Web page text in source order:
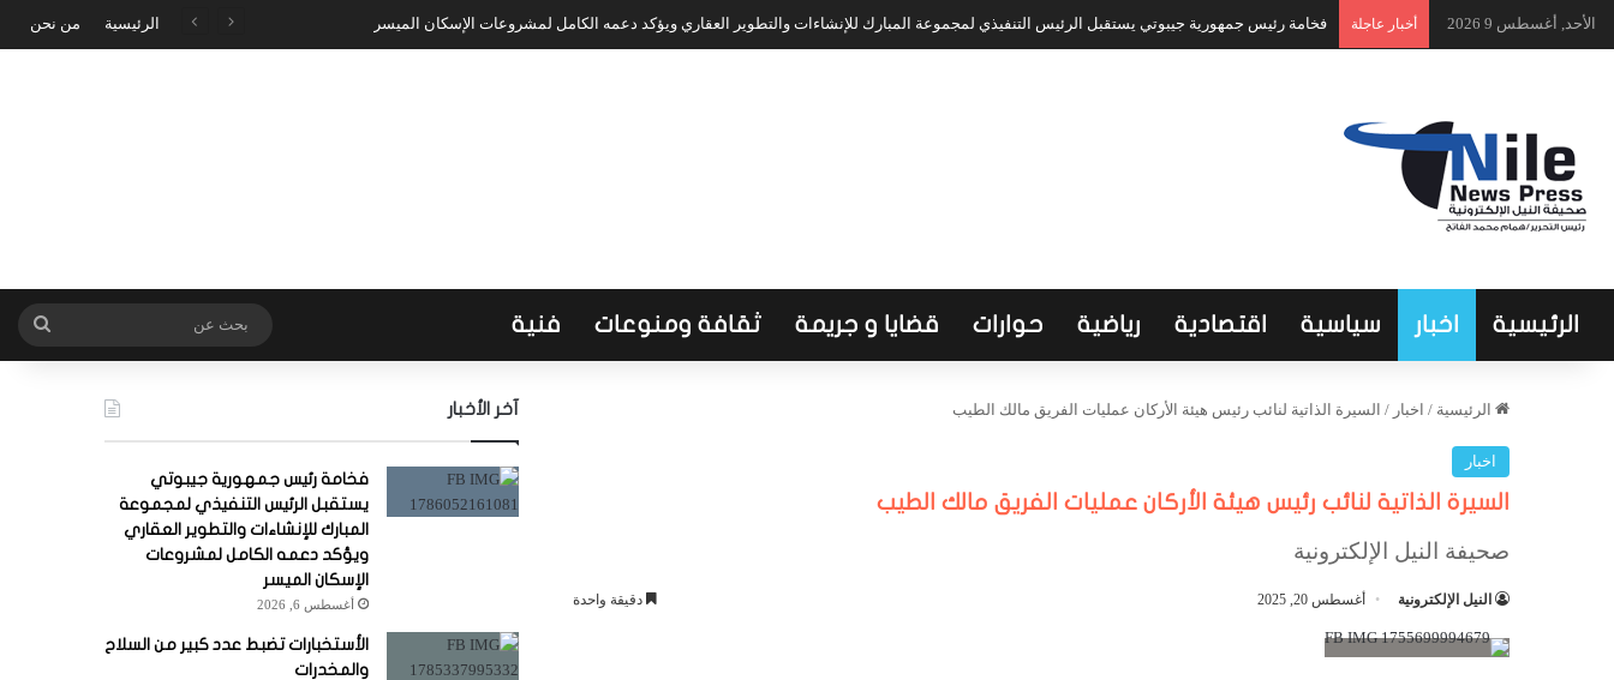
الأحد, أغسطس 9 2026 أخبار عاجلة فخامة رئيس جمهورية جيبوتي يستقبل الرئيس التنفيذي لمجموعة المبارك للإنشاءات والتطوير العقاري ويؤكد دعمه الكامل لمشروعات الإسكان الميسر الرئيسية من نحن
الرئيسية اخبار سياسية اقتصادية رياضية حوارات قضايا و جريمة ثقافة ومنوعات فنية بحث
عن
الرئيسية / اخبار / السيرة الذاتية لنائب رئيس هيئة الأركان عمليات الفريق مالك الطيب
اخبار
السيرة الذاتية لنائب رئيس هيئة الأركان عمليات الفريق مالك الطيب
صحيفة النيل الإلكترونية
النيل الإلكترونية أغسطس 20, 2025 دقيقة واحدة
آخر الأخبار
فخامة رئيس جمهورية جيبوتي
يستقبل الرئيس التنفيذي لمجموعة
المبارك للإنشاءات والتطوير العقاري
ويؤكد دعمه الكامل لمشروعات
الإسكان الميسر
أغسطس 6, 2026
الأستخبارات تضبط عدد كبير من السلاح
والمخدرات